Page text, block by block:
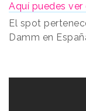
Aquí puedes
El spot
Damm en